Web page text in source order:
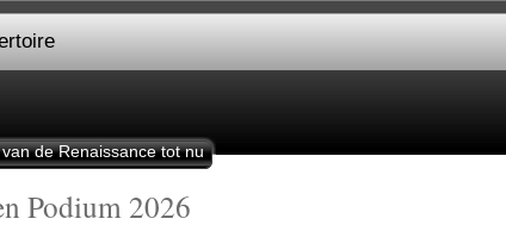
de Renaissance tot nu
Podium 2026